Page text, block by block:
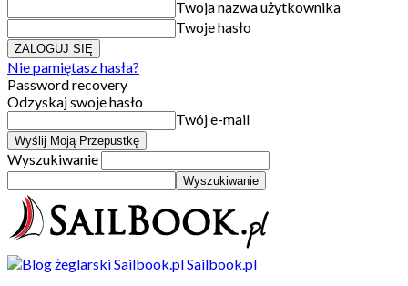
Twoja nazwa użytkownika
Twoje hasło
Nie pamiętasz hasła?
Password recovery
Odzyskaj swoje hasło
Twój e-mail
Wyszukiwanie
Sailbook.pl